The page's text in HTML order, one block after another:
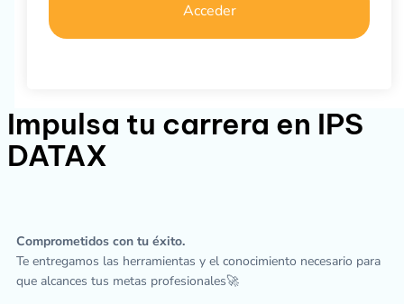
Acceder
Impulsa tu carrera en IPS
DATAX
Comprometidos con tu éxito.
Te entregamos las herramientas y el conocimiento necesario para
que alcances tus metas profesionales🚀